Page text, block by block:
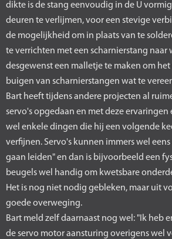
dikte is de stang eenvoudig in de U
deuren te verlijmen, voor een stevige
de mogelijkheid om in plaats van te
te verrichten met een scharnierstang naar
desgewenst een malletje te maken om
buigen van scharnierstangen wat te
Bart heeft tijdens andere projecten al
servo's opgedaan en met deze
wel enkele dingen die hij een volgende
verfijnen. Servo's kunnen immers wel
gaan leiden" en dan is bijvoorbeeld een
beugels wel handig om kwetsbare
Het is nog niet nodig gebleken, maar uit
goede overweging.
Bart meld zelf daarnaast nog wel: "Ik heb
de servo motor aansturing overigens wel